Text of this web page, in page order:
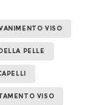
VISO
PELLE
VISO